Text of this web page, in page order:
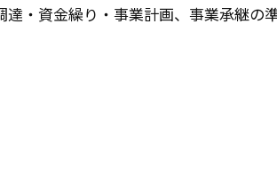
・資金繰り・事業計画、事業承継の